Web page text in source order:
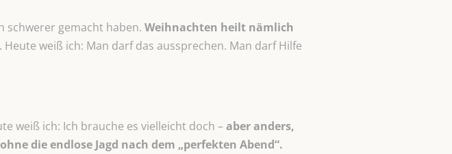
schwerer gemacht haben. Weihnachten heilt nämlich
weiß ich: Man darf das aussprechen. Man darf Hilfe
weiß ich: Ich brauche es vielleicht doch –aber anders,
die endlose Jagd nach dem „perfekten Abend“.